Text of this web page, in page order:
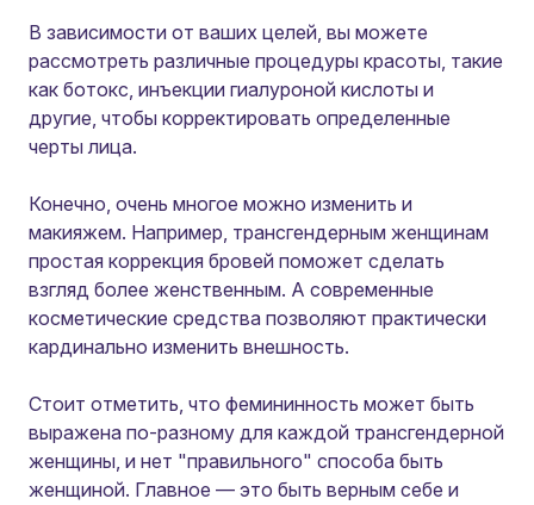
В зависимости от ваших целей, вы можете
рассмотреть различные процедуры красоты, такие
как ботокс, инъекции гиалуроной кислоты и
другие, чтобы корректировать определенные
черты лица.
Конечно, очень многое можно изменить и
макияжем. Например, трансгендерным женщинам
простая коррекция бровей поможет сделать
взгляд более женственным. А современные
косметические средства позволяют практически
кардинально изменить внешность.
Стоит отметить, что фемининность может быть
выражена по-разному для каждой трансгендерной
женщины, и нет "правильного" способа быть
женщиной. Главное — это быть верным себе и